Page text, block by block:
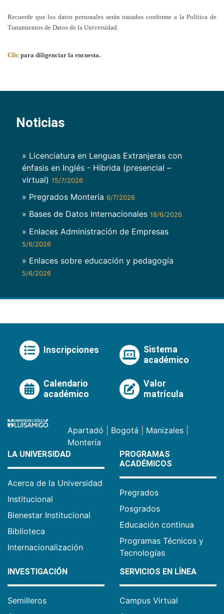
Recuerde que los datos personales serán tratados conforme a la Política de
Tratamientos de Datos de la Universidad.
Clic para diligenciar la encuesta.
Noticias
» Licenciatura en Lenguas Extranjeras con
énfasis en Inglés - Híbrida (presencial –
virtual) 15/7/2026
» Pregrados Montería 6/7/2026
» Bases de Datos Internacionales 18/6/2026
» Enlaces Administración de Empresas
5/6/2026
» Enlaces sobre educación y pedagogía
5/6/2026
Inscripciones
Sistema
académico
Calendario
académico
Valor
matrícula
Apartadó Bogotá Manizales
Montería
LA UNIVERSIDAD
Acerca de la Universidad
Institucional
Bienestar Institucional
Biblioteca
Internacionalización
PROGRAMAS
ACADÉMICOS
Pregrados
Posgrados
Educación continua
Programas Técnicos y
Tecnologías
INVESTIGACIÓN
Semilleros
SERVICIOS EN LÍNEA
Campus Virtual